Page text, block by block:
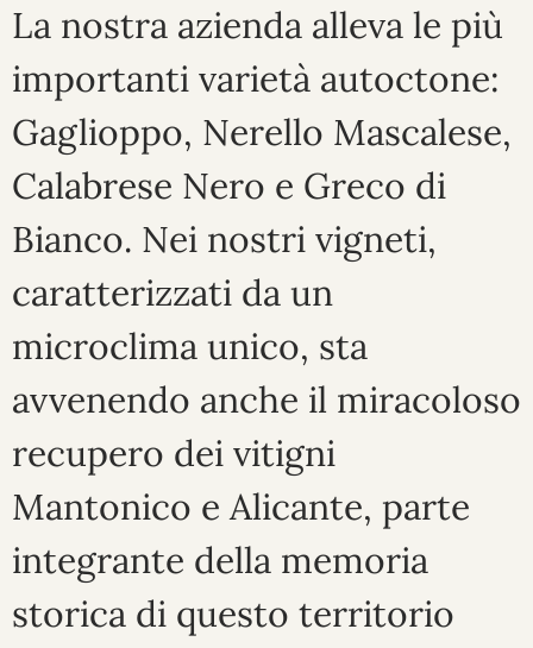
La nostra azienda alleva le più
importanti varietà autoctone:
Gaglioppo, Nerello Mascalese,
Calabrese Nero e Greco di
Bianco. Nei nostri vigneti,
caratterizzati da un
microclima unico, sta
avvenendo anche il miracoloso
recupero dei vitigni
Mantonico e Alicante, parte
integrante della memoria
storica di questo territorio